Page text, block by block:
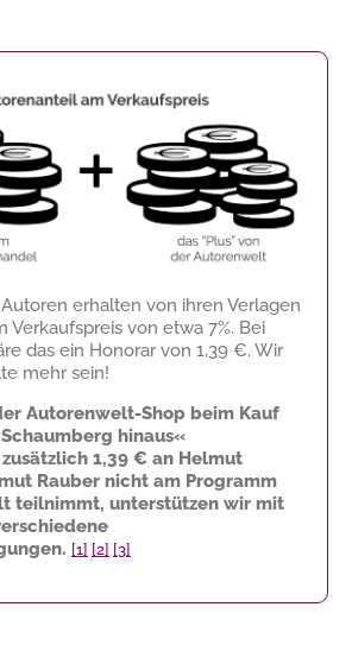
erhalten von ihren Verlagen
Verkaufspreis von etwa 7%. Bei
das ein Honorar von 1,39 €. Wir
mehr sein!
Autorenwelt-Shop beim Kauf
hinaus«
1,39 € an Helmut
Rauber nicht am Programm
teilnimmt, unterstützen wir mit
[1] [2] [3]